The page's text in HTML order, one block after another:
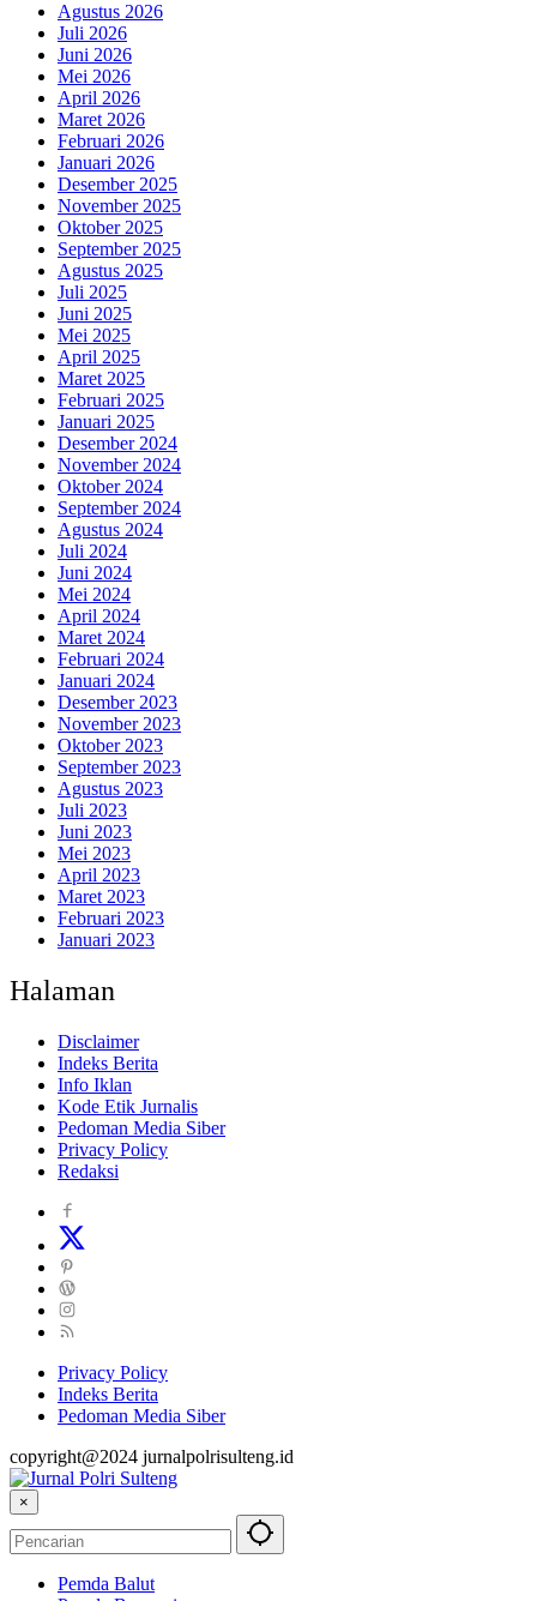
Agustus 2026
Juli 2026
Juni 2026
Mei 2026
April 2026
Maret 2026
Februari 2026
Januari 2026
Desember 2025
November 2025
Oktober 2025
September 2025
Agustus 2025
Juli 2025
Juni 2025
Mei 2025
April 2025
Maret 2025
Februari 2025
Januari 2025
Desember 2024
November 2024
Oktober 2024
September 2024
Agustus 2024
Juli 2024
Juni 2024
Mei 2024
April 2024
Maret 2024
Februari 2024
Januari 2024
Desember 2023
November 2023
Oktober 2023
September 2023
Agustus 2023
Juli 2023
Juni 2023
Mei 2023
April 2023
Maret 2023
Februari 2023
Januari 2023
Halaman
Disclaimer
Indeks Berita
Info Iklan
Kode Etik Jurnalis
Pedoman Media Siber
Privacy Policy
Redaksi
Privacy Policy
Indeks Berita
Pedoman Media Siber
copyright@2024 jurnalpolrisulteng.id
×
Pemda Balut